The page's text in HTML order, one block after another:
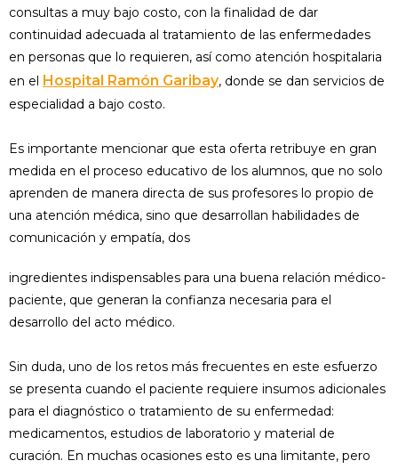
consultas a muy bajo costo, con la finalidad de dar
continuidad adecuada al tratamiento de las enfermeda­des
en personas que lo requieren, así como atención hospitalaria
en el Hospital Ramón Garibay, donde se dan servicios de
especiali­dad a bajo costo.
Es importante mencionar que esta oferta retribuye en gran
medida en el proceso educativo de los alumnos, que no solo
apren­den de manera directa de sus profesores lo propio de
una atención médica, sino que desarrollan habilidades de
comunicación y empatía, dos
ingredientes indispensables para una buena relación médico-
paciente, que generan la confianza necesaria para el
desarrollo del acto médico.
Sin duda, uno de los retos más frecuentes en este esfuerzo
se presenta cuando el pa­ciente requiere insumos adicionales
para el diagnóstico o tratamiento de su enferme­dad:
medicamentos, estudios de laborato­rio y material de
curación. En muchas oca­siones esto es una limitante, pero